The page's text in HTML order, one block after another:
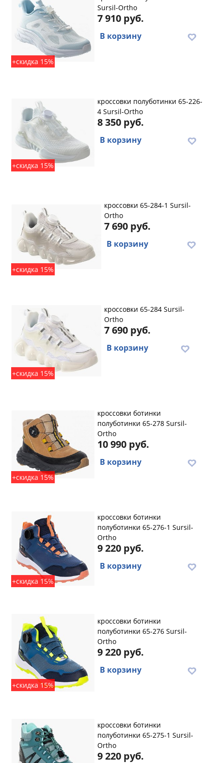
+скидка 15%
Sursil-Ortho
7 910 руб.
В корзину
+скидка 15%
кроссовки полуботинки 65-226-
4 Sursil-Ortho
8 350 руб.
В корзину
+скидка 15%
кроссовки 65-284-1 Sursil-
Ortho
7 690 руб.
В корзину
+скидка 15%
кроссовки 65-284 Sursil-
Ortho
7 690 руб.
В корзину
+скидка 15%
кроссовки ботинки
полуботинки 65-278 Sursil-
Ortho
10 990 руб.
В корзину
+скидка 15%
кроссовки ботинки
полуботинки 65-276-1 Sursil-
Ortho
9 220 руб.
В корзину
+скидка 15%
кроссовки ботинки
полуботинки 65-276 Sursil-
Ortho
9 220 руб.
В корзину
кроссовки ботинки
полуботинки 65-275-1 Sursil-
Ortho
9 220 руб.